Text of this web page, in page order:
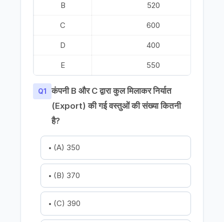
B 520
C 600
D 400
E 550
Q1
कंपनी B और C द्वारा कुल मिलाकर निर्यात
(Export) की गई वस्तुओं की संख्या कितनी
है?
(A) 350
(B) 370
(C) 390